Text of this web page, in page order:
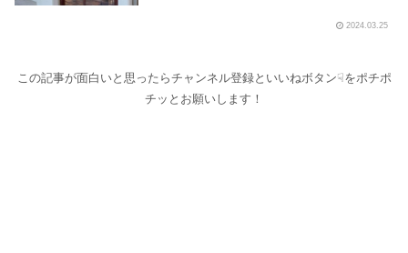
2024.03.25
この記事が面白いと思ったらチャンネル登録といいねボタン☟をポチポ
チッとお願いします！